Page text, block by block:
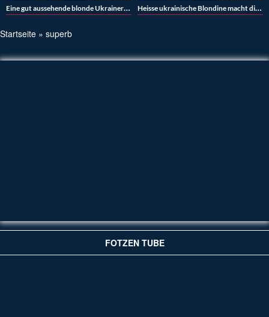
Eine gut aussehende blonde Ukrainerin reibt sich vor der Cam Heisse ukrainische Blondine macht die Beine breit
Startseite » superb
FOTZEN TUBE